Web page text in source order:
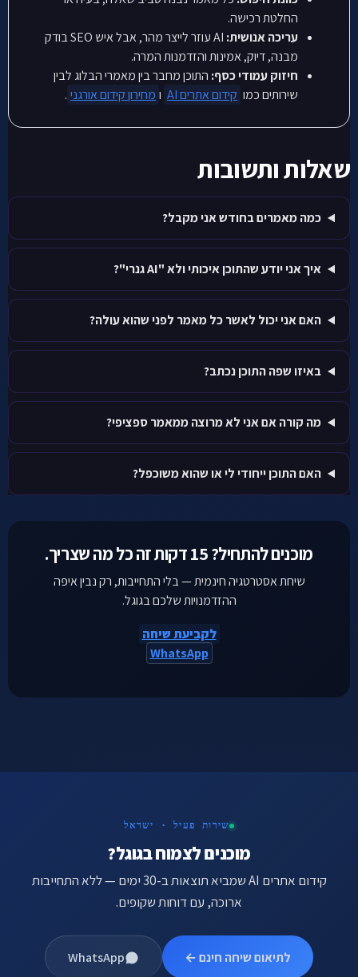
החלטת רכישה.
עריכה אנושית:
AI עוזר לייצר מהר, אבל איש SEO בודק
מבנה, דיוק, אמינות והזדמנות המרה.
חיזוק עמודי כסף: התוכן מחבר בין מאמרי הבלוג לבין
שירותים כמו קידום אתרים AI ו מחירון קידום אורגני .
שאלות ותשובות
כמה מאמרים בחודש אני מקבל?
איך אני יודע שהתוכן איכותי ולא "AI גנרי"?
האם אני יכול לאשר כל מאמר לפני שהוא עולה?
באיזו שפה התוכן נכתב?
מה קורה אם אני לא מרוצה ממאמר ספציפי?
האם התוכן ייחודי לי או שהוא משוכפל?
מוכנים להתחיל? 15 דקות זה כל מה שצריך.
שיחת אסטרטגיה חינמית — בלי התחייבות, רק נבין איפה
ההזדמנויות שלכם בגוגל.
לקביעת שיחה
WhatsApp
שירות פעיל · ישראל
מוכנים לצמוח בגוגל?
קידום אתרים AI שמביא תוצאות ב-30 ימים — ללא התחייבות
ארוכה, עם דוחות שקופים.
לתיאום שיחה חינם ← WhatsApp